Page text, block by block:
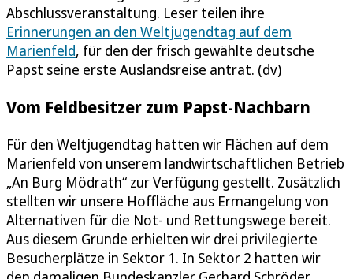
Abschlussveranstaltung. Leser teilen ihre
Erinnerungen an den Weltjugendtag auf dem
Marienfeld, für den der frisch gewählte deutsche
Papst seine erste Auslandsreise antrat. (dv)
Vom Feldbesitzer zum Papst-Nachbarn
Für den Weltjugendtag hatten wir Flächen auf dem
Marienfeld von unserem landwirtschaftlichen Betrieb
„An Burg Mödrath“ zur Verfügung gestellt. Zusätzlich
stellten wir unsere Hoffläche aus Ermangelung von
Alternativen für die Not- und Rettungswege bereit.
Aus diesem Grunde erhielten wir drei privilegierte
Besucherplätze in Sektor 1. In Sektor 2 hatten wir